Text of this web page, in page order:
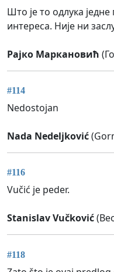
Што је то одлука
интереса. Није ни
Рајко Маркановић
#114
Nedostojan
Nada Nedeljković
#116
Vučić je peder.
Stanislav Vučković
#118